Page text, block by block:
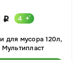
i 4
для мусора 120л,